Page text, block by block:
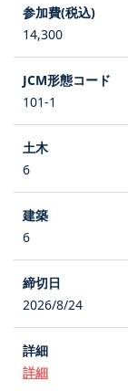
14,300
101-1
6
6
2026/8/24
詳細